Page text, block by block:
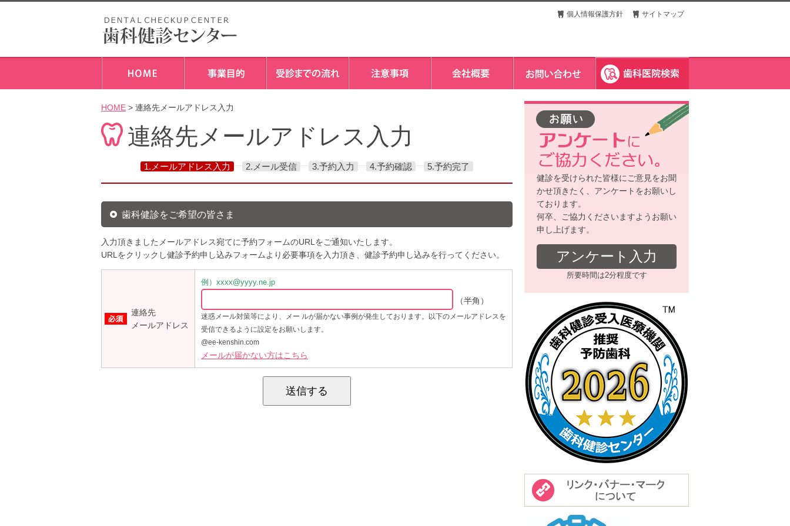
個人情報保護方針 サイトマップ
HOME > 連絡先メールアドレス入力
連絡先メールアドレス入力
1.メールアドレス入力 2.メール受信 3.予約入力 4.予約確認 5.予約完了
歯科健診をご希望の皆さま
入力頂きましたメールアドレス宛てに予約フォームのURLをご通知いたします。
URLをクリックし健診予約申し込みフォームより必要事項を入力頂き、健診予約申し込みを行ってください。
連絡先
メールアドレス
例）xxxx@yyyy.ne.jp
（半角）
迷惑メール対策等により、メー ルが届かない事例が発生しております。以下のメールアドレスを
受信できるように設定をお願いします。
@ee-kenshin.com
メールが届かない方はこちら
健診を受けられた皆様にご意見をお聞
かせ頂きたく、アンケートをお願いし
ております。
何卒、ご協力くださいますようお願い
申し上げます。
アンケート入力
所要時間は2分程度です